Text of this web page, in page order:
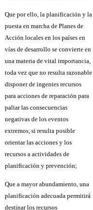
Que por ello, la planificación y la
puesta en marcha de Planes de
Acción locales en los países en
vías de desarrollo se convierte en
una materia de vital importancia,
toda vez que no resulta razonable
disponer de ingentes recursos
para acciones de reparación para
paliar las consecuencias
negativas de los eventos
extremos, si resulta posible
orientar las acciones y los
recursos a actividades de
planificación y prevención;
Que a mayor abundamiento, una
planificación adecuada permitirá
destinar los recursos